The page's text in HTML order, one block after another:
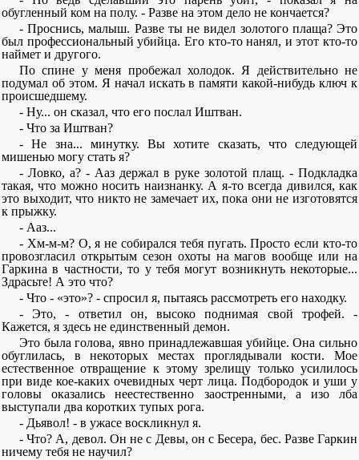
обугленный ком на полу. - Разве на этом дело не кончается?
- Проснись, малыш. Разве ты не видел золотого плаща? Это
был профессиональный убийца. Его кто-то нанял, и этот кто-то
наймет и другого.
По спине у меня пробежал холодок. Я действительно не
подумал об этом. Я начал искать в памяти какой-нибудь ключ к
происшедшему.
- Ну... он сказал, что его послал Иштван.
- Что за Иштван?
- Не зна... минутку. Вы хотите сказать, что следующей
мишенью могу стать я?
- Ловко, а? - Ааз держал в руке золотой плащ. - Подкладка
такая, что можно носить наизнанку. А я-то всегда дивился, как
это выходит, что никто не замечает их, пока они не изготовятся
к прыжку.
- Ааз...
- Хм-м-м? О, я не собирался тебя пугать. Просто если кто-то
провозгласил открытым сезон охоты на магов вообще или на
Гаркина в частности, то у тебя могут возникнуть некоторые...
Здрасьте! А это что?
- Что - «это»? - спросил я, пытаясь рассмотреть его находку.
- Это, - ответил он, высоко поднимая свой трофей. -
Кажется, я здесь не единственный демон.
Это была голова, явно принадлежавшая убийце. Она сильно
обуглилась, в некоторых местах проглядывали кости. Мое
естественное отвращение к этому зрелищу только усилилось
при виде кое-каких очевидных черт лица. Подбородок и уши у
головы оказались неестественно заостренными, а изо лба
выступали два коротких тупых рога.
- Дьявол! - в ужасе воскликнул я.
- Что? А, девол. Он не с Девы, он с Бесера, бес. Разве Гаркин
ничему тебя не научил?